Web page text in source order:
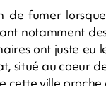
fumer
notamment
ont juste eu
situé au coeur
cette ville proche